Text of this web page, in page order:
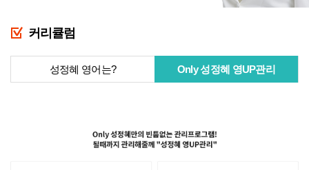
커리큘럼
성정혜 영어는? Only 성정혜 영UP관리